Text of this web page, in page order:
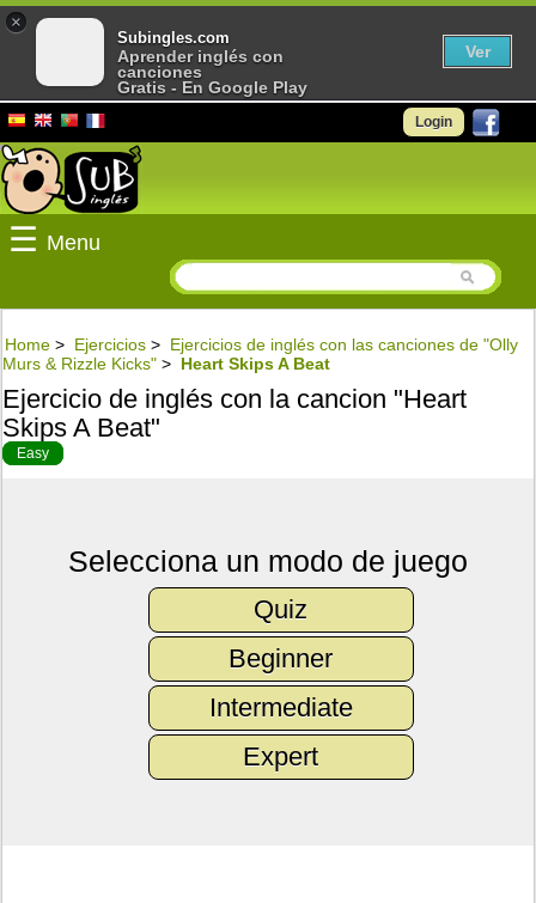
Login
☰ Menu
Home > Ejercicios > Ejercicios de inglés con las canciones de "Olly
Murs & Rizzle Kicks" > Heart Skips A Beat
Ejercicio de inglés con la cancion "Heart
Skips A Beat"
Easy
Selecciona un modo de juego
Quiz
Beginner
Intermediate
Expert
×
Subingles.com
Aprender inglés con
canciones
Gratis - En Google Play
Ver